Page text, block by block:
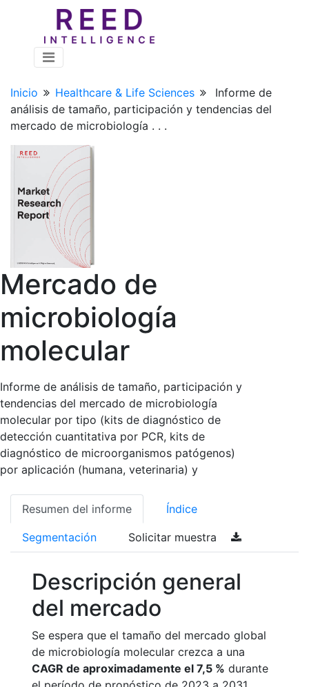
Inicio Healthcare & Life Sciences
Informe de
análisis de tamaño, participación y tendencias del
mercado de microbiología . . .
Mercado de
microbiología
molecular
Informe de análisis de tamaño, participación y
tendencias del mercado de microbiología
molecular por tipo (kits de diagnóstico de
detección cuantitativa por PCR, kits de
diagnóstico de microorganismos patógenos)
por aplicación (humana, veterinaria) y
Resumen del informe Índice
Segmentación Solicitar muestra
Descripción general
del mercado
Se espera que el tamaño del mercado global
de microbiología molecular crezca a una
CAGR de aproximadamente el 7,5 % durante